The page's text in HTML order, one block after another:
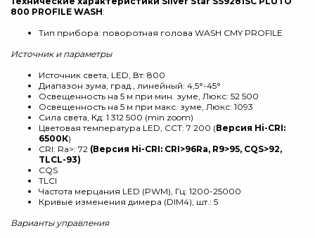
800 PROFILE WASH:
Тип прибора: поворотная голова WASH CMY PROFILE
Источник и параметры
Источник света, LED, Вт: 800
Диапазон зума, град., линейный: 4,5°-45°
Освещенность на 5 м при мин. зуме, Люкс: 52 500
Освещенность на 5 м при макс. зуме, Люкс: 1093
Сила света, Кд: 1 312 500 (min zoom)
Цветовая температура LED, CCT: 7 200 (Версия Hi-CRI:
6500К)
CRI: Ra>: 72 (Версия Hi-CRI: CRI>96Ra, R9>95, CQS>92,
TLCL-93)
CQS
TLCI
Частота мерцания LED (PWM), Гц: 1200-25000
Кривые изменения димера (DIM4), шт.: 5
Варианты управления